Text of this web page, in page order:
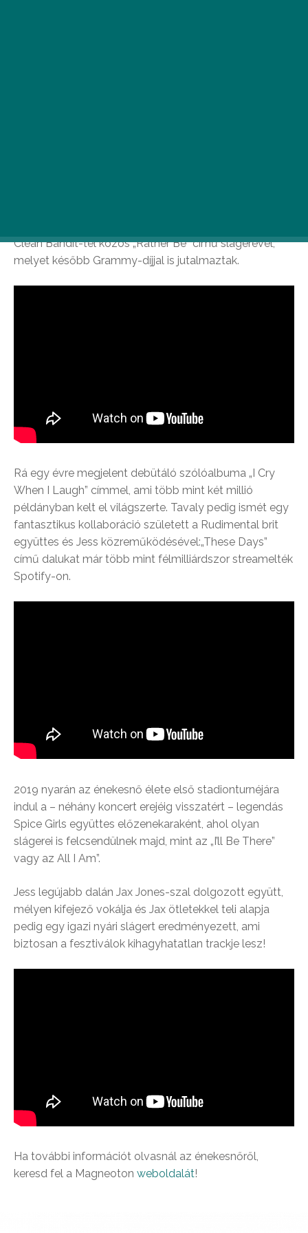
Clean Bandit-tel közös „Rather Be” című slágerével,
melyet később Grammy-díjjal is jutalmaztak.
Rá egy évre megjelent debütáló szólóalbuma „I Cry
When I Laugh” címmel, ami több mint két millió
példányban kelt el világszerte. Tavaly pedig ismét egy
fantasztikus kollaboráció született a Rudimental brit
együttes és Jess közreműködésével:„These Days”
című dalukat már több mint félmilliárdszor streamelték
Spotify-on.
2019 nyarán az énekesnő élete első stadionturnéjára
indul a – néhány koncert erejéig visszatért – legendás
Spice Girls együttes előzenekaraként, ahol olyan
slágerei is felcsendülnek majd, mint az „I’ll Be There”
vagy az All I Am”.
Jess legújabb dalán Jax Jones-szal dolgozott együtt,
mélyen kifejező vokálja és Jax ötletekkel teli alapja
pedig egy igazi nyári slágert eredményezett, ami
biztosan a fesztiválok kihagyhatatlan trackje lesz!
Ha további információt olvasnál az énekesnőről,
keresd fel a Magneoton weboldalát!